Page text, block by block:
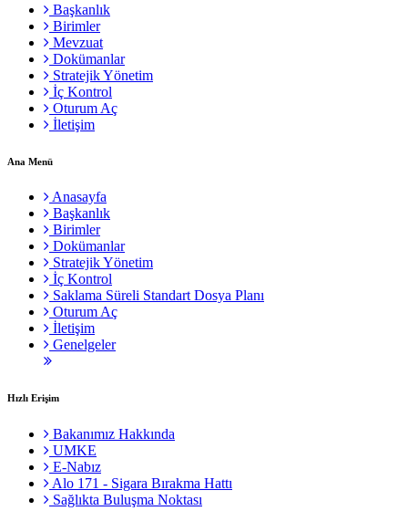
Başkanlık
Birimler
Mevzuat
Dokümanlar
Stratejik Yönetim
İç Kontrol
Oturum Aç
İletişim
Ana Menü
Anasayfa
Başkanlık
Birimler
Dokümanlar
Stratejik Yönetim
İç Kontrol
Saklama Süreli Standart Dosya Planı
Oturum Aç
İletişim
Genelgeler
Hızlı Erişim
Bakanımız Hakkında
UMKE
E-Nabız
Alo 171 - Sigara Bırakma Hattı
Sağlıkta Buluşma Noktası